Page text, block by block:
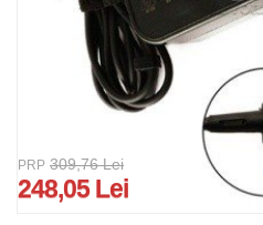
PRP 309,76 Lei
248,05 Lei